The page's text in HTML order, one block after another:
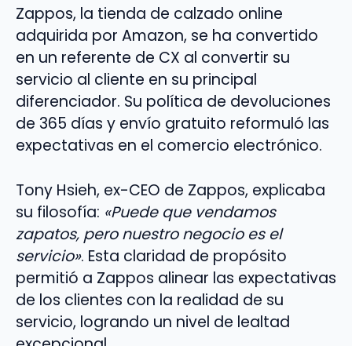
Zappos, la tienda de calzado online
adquirida por Amazon, se ha convertido
en un referente de CX al convertir su
servicio al cliente en su principal
diferenciador. Su política de devoluciones
de 365 días y envío gratuito reformuló las
expectativas en el comercio electrónico.
Tony Hsieh, ex-CEO de Zappos, explicaba
su filosofía: «Puede que vendamos
zapatos, pero nuestro negocio es el
servicio». Esta claridad de propósito
permitió a Zappos alinear las expectativas
de los clientes con la realidad de su
servicio, logrando un nivel de lealtad